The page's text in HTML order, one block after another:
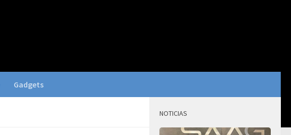
Gadgets
NOTICIAS